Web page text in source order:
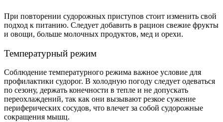
При повторении судорожных приступов стоит изменить свой
подход к питанию. Следует добавить в рацион свежие фрукты
и овощи, больше молочных продуктов, мед и орехи.
Температурный режим
Соблюдение температурного режима важное условие для
профилактики судорог. В холодную погоду следует одеваться
по сезону, держать конечности в тепле и не допускать
переохлаждений, так как они вызывают резкое сужение
периферических сосудов, что влечет за собой судорожные
сокращения мышц.